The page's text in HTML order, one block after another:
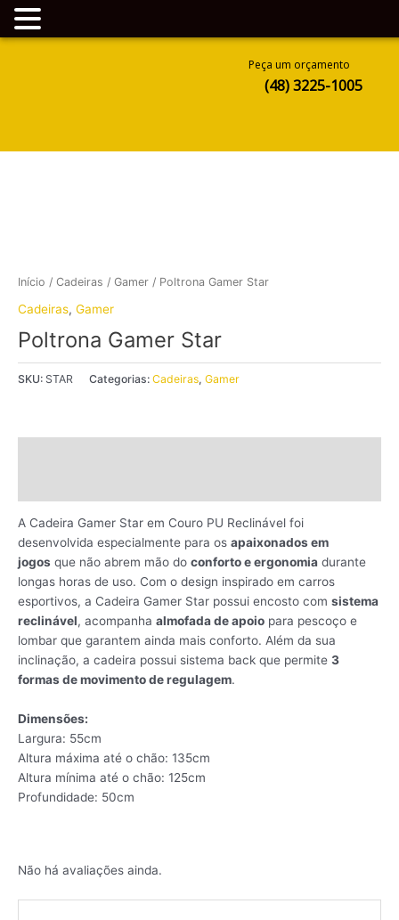
Peça um orçamento
(48) 3225-1005
Início / Cadeiras / Gamer / Poltrona Gamer Star
Cadeiras, Gamer
Poltrona Gamer Star
SKU: STAR Categorias: Cadeiras, Gamer
A Cadeira Gamer Star em Couro PU Reclinável foi
desenvolvida especialmente para os apaixonados em
jogos que não abrem mão do conforto e ergonomia durante
longas horas de uso. Com o design inspirado em carros
esportivos, a Cadeira Gamer Star possui encosto com sistema
reclinável, acompanha almofada de apoio para pescoço e
lombar que garantem ainda mais conforto. Além da sua
inclinação, a cadeira possui sistema back que permite 3
formas de movimento de regulagem.
Dimensões:
Largura: 55cm
Altura máxima até o chão: 135cm
Altura mínima até o chão: 125cm
Profundidade: 50cm
Não há avaliações ainda.